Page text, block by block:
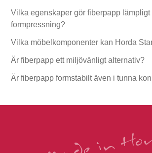
Vilka egenskaper gör fiberpapp lämpligt
formpressning?
Vilka möbelkomponenter kan Horda
Är fiberpapp ett miljövänligt alternativ?
Är fiberpapp formstabilt även i tunna